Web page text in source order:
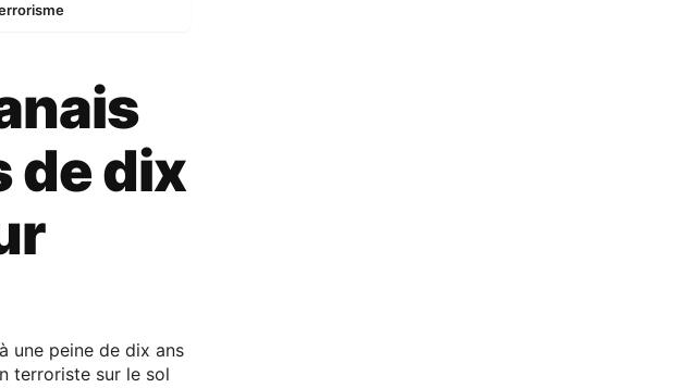
de dix
une peine de dix ans
terroriste sur le sol